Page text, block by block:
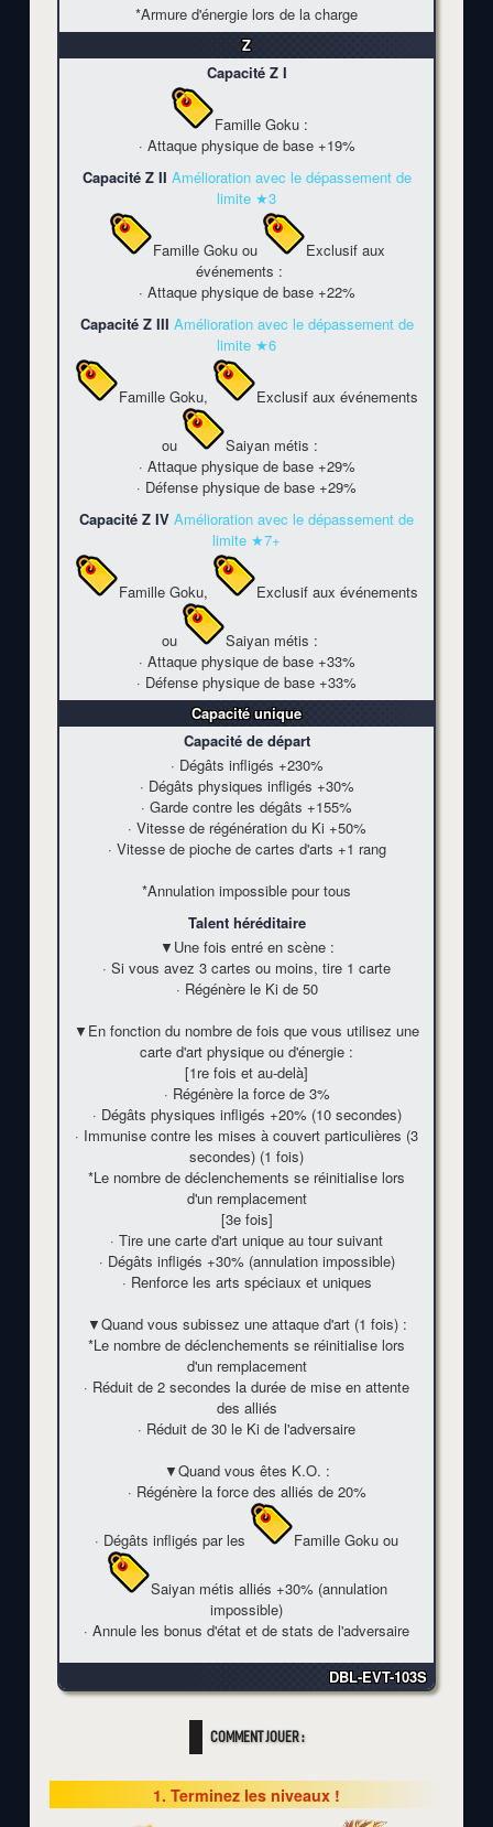
*Armure d'énergie lors de la charge
Z
Capacité Z I
Famille Goku :
· Attaque physique de base +19%
Capacité Z II Amélioration avec le dépassement de
limite ★3
Famille Gokuou
Exclusif aux
événements :
· Attaque physique de base +22%
Capacité Z III Amélioration avec le dépassement de
limite ★6
Famille Goku, Exclusif aux événements
ou Saiyan métis :
· Attaque physique de base +29%
· Défense physique de base +29%
Capacité Z IV Amélioration avec le dépassement de
limite ★7+
Famille Goku, Exclusif aux événements
ou Saiyan métis :
· Attaque physique de base +33%
· Défense physique de base +33%
Capacité unique
Capacité de départ
· Dégâts infligés +230%
· Dégâts physiques infligés +30%
· Garde contre les dégâts +155%
· Vitesse de régénération du Ki +50%
· Vitesse de pioche de cartes d'arts +1 rang
*Annulation impossible pour tous
Talent héréditaire
▼Une fois entré en scène :
· Si vous avez 3 cartes ou moins, tire 1 carte
· Régénère le Ki de 50
▼En fonction du nombre de fois que vous utilisez une
carte d'art physique ou d'énergie :
[1re fois et au-delà]
· Régénère la force de 3%
· Dégâts physiques infligés +20% (10 secondes)
· Immunise contre les mises à couvert particulières (3
secondes) (1 fois)
*Le nombre de déclenchements se réinitialise lors
d'un remplacement
[3e fois]
· Tire une carte d'art unique au tour suivant
· Dégâts infligés +30% (annulation impossible)
· Renforce les arts spéciaux et uniques
▼Quand vous subissez une attaque d'art (1 fois) :
*Le nombre de déclenchements se réinitialise lors
d'un remplacement
· Réduit de 2 secondes la durée de mise en attente
des alliés
· Réduit de 30 le Ki de l'adversaire
▼Quand vous êtes K.O. :
· Régénère la force des alliés de 20%
· Dégâts infligés par les Famille Goku ou
Saiyan métis alliés +30% (annulation
impossible)
· Annule les bonus d'état et de stats de l'adversaire
DBL-EVT-103S
COMMENT JOUER :
1. Terminez les niveaux !